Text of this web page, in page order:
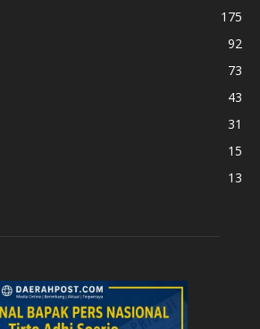
175
92
73
43
31
15
13